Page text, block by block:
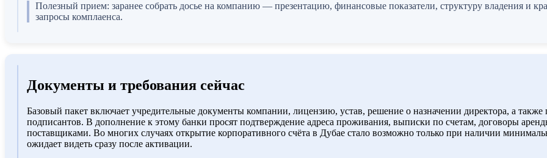
Полезный прием: заранее собрать досье на компанию — презентацию, финансовые показатели, структуру владения и
запросы комплаенса.
Документы и требования сейчас
Базовый пакет включает учредительные документы компании, лицензию, устав, решение о назначении директора, а
подписантов. В дополнение к этому банки просят подтверждение адреса проживания, выписки по счетам, договоры
поставщиками. Во многих случаях открытие корпоративного счёта в Дубае стало возможно только при наличии
ожидает видеть сразу после активации.